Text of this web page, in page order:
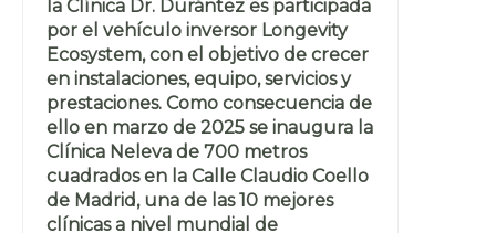
la Clínica Dr. Durántez es participada
por el vehículo inversor Longevity
Ecosystem, con el objetivo de crecer
en instalaciones, equipo, servicios y
prestaciones. Como consecuencia de
ello en marzo de 2025 se inaugura la
Clínica Neleva de 700 metros
cuadrados en la Calle Claudio Coello
de Madrid, una de las 10 mejores
clínicas a nivel mundial de